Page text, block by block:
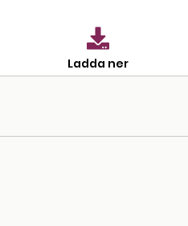
Ladda ner